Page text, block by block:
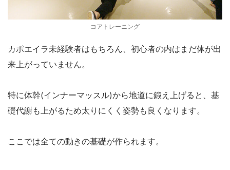
コアトレーニング
カポエイラ未経験者はもちろん、初心者の内はまだ体が出
来上がっていません。
特に体幹(インナーマッスル)から地道に鍛え上げると、基
礎代謝も上がるため太りにくく姿勢も良くなります。
ここでは全ての動きの基礎が作られます。